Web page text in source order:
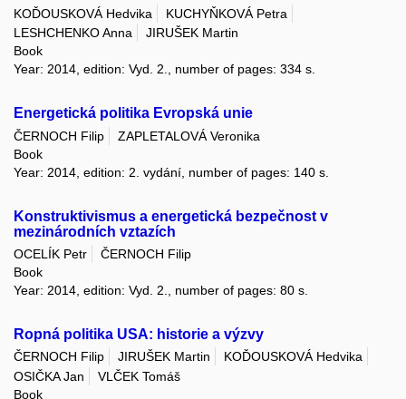
KOĎOUSKOVÁ Hedvika
KUCHYŇKOVÁ Petra
LESHCHENKO Anna
JIRUŠEK Martin
Book
Year: 2014, edition: Vyd. 2., number of pages: 334 s.
Energetická politika Evropská unie
ČERNOCH Filip
ZAPLETALOVÁ Veronika
Book
Year: 2014, edition: 2. vydání, number of pages: 140 s.
Konstruktivismus a energetická bezpečnost v
mezinárodních vztazích
OCELÍK Petr
ČERNOCH Filip
Book
Year: 2014, edition: Vyd. 2., number of pages: 80 s.
Ropná politika USA: historie a výzvy
ČERNOCH Filip JIRUŠEK Martin
KOĎOUSKOVÁ Hedvika
OSIČKA Jan
VLČEK Tomáš
Book